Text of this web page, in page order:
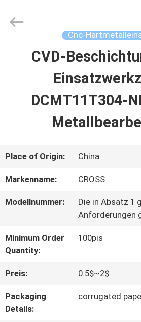
STARTSEITE
PRODUKTE
UNS
Fournisseur.
Copyright
Cnc-
CVD-
DCMT11T304-
Place of Origin: China
Markenname: CROSS
Modellnummer:
Die in Absatz 1
Anforderungen
Minimum Order
Quantity:
100pis
Preis: 0.5$~2$
Packaging
Details:
corrugated